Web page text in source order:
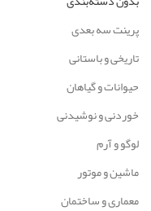
پرینت سه بعدی
تاریخی و باستانی
حیوانات و گیاهان
خوردنی و نوشیدنی
لوگو و آرم
ماشین و موتور
معماری و ساختمان